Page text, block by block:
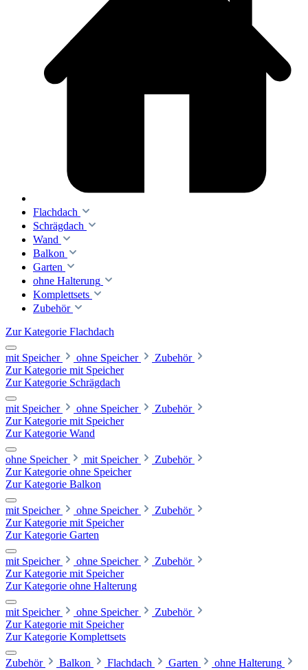
Flachdach
Schrägdach
Wand
Balkon
Garten
ohne Halterung
Komplettsets
Zubehör
Zur Kategorie Flachdach
mit Speicher ohne Speicher
Zubehör
Zur Kategorie mit Speicher
Zur Kategorie Schrägdach
mit Speicher ohne Speicher
Zubehör
Zur Kategorie mit Speicher
Zur Kategorie Wand
ohne Speicher mit Speicher
Zubehör
Zur Kategorie ohne Speicher
Zur Kategorie Balkon
mit Speicher ohne Speicher
Zubehör
Zur Kategorie mit Speicher
Zur Kategorie Garten
mit Speicher ohne Speicher
Zubehör
Zur Kategorie mit Speicher
Zur Kategorie ohne Halterung
mit Speicher ohne Speicher
Zubehör
Zur Kategorie mit Speicher
Zur Kategorie Komplettsets
Zubehör Balkon Flachdach Garten
ohne Halterung